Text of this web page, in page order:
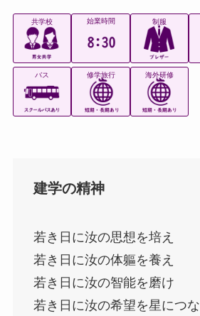
共学校 始業時間 制服
バス 修学旅行 海外研修
建学の精神
若き日に汝の思想を培え
若き日に汝の体軀を養え
若き日に汝の智能を磨け
若き日に汝の希望を星につ